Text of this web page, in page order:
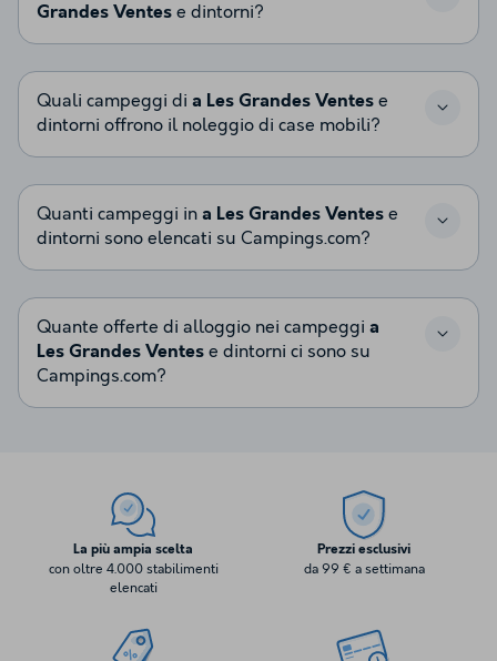
Grandes Ventes e dintorni?
Quali campeggi di a Les Grandes Ventes e
dintorni offrono il noleggio di case mobili?
Quanti campeggi in a Les Grandes Ventes e
dintorni sono elencati su Campings.com?
Quante offerte di alloggio nei campeggi a
Les Grandes Ventes e dintorni ci sono su
Campings.com?
La più ampia scelta
con oltre 4.000 stabilimenti
elencati
Prezzi esclusivi
da 99 € a settimana